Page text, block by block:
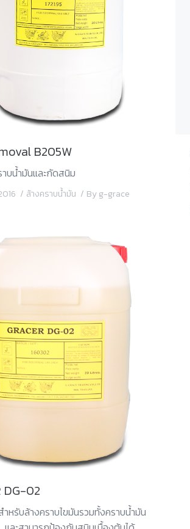
B205W
บน้ำมันและกัดสนิม
ล้างคราบน้ำมัน Byg-grace
DG-02
ำหรับล้างคราบไขมันรวมทั้งคราบน้ำมัน